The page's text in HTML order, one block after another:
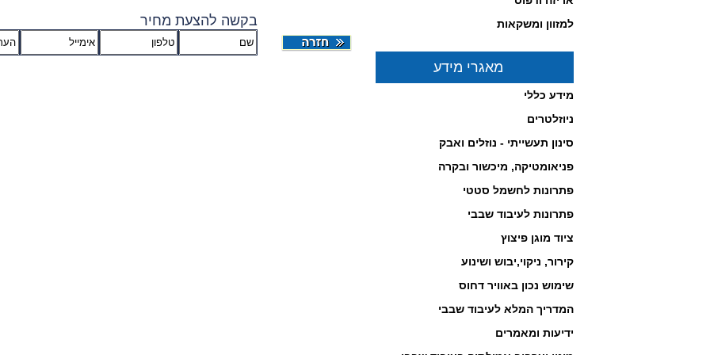
בקשה להצעת מחיר
במחירים תחרותיים!
לחץ כאן לפרטים...
-------------------------------------------------
בוכנות חשמליות מבית
לחץ כאן לפרטים...
-------------------------------------------------
למזוון ומשקאות
מאגרי מידע
מידע כללי
ניוזלטרים
סינון תעשייתי - נוזלים ואבק
פניאומטיקה, מיכשור ובקרה
פתרונות לחשמל סטטי
פתרונות לעיבוד שבבי
ציוד מוגן פיצוץ
קירור, ניקוי,יבוש ושינוע
שימוש נכון באוויר דחוס
המדריך המלא לעיבוד שבבי
ידיעות ומאמרים